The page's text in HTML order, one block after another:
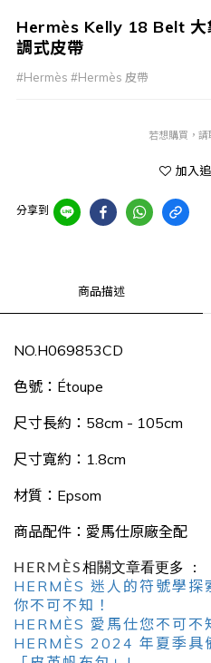
Hermès Kelly 18 Belt 大
調式皮帶
#Hermès #Hermès 皮帶
若想購買，請
加入
分享到
商品描述
NO.H069853CD
色號： Étoupe
尺寸長約：58cm - 105cm
尺寸寬約：1.8cm
材質：Epsom
商品配件：愛馬仕原廠全配
HERMÈS相關文章看更多 ：
HERMÈS 迷人的符號學探
你不可不知！
HERMÈS 愛馬仕您不可不
HERMÈS 2024 年夏季具